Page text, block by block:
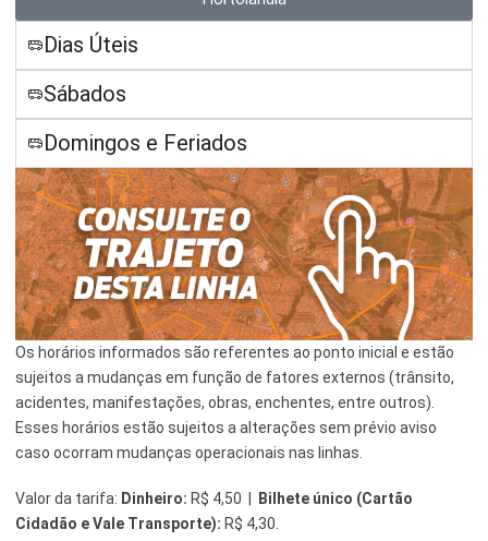
Esporte e Lazer
Finanças
Governo
Inclusão e Desenvolvimento Social
Meio Ambiente, Desenvolvimento Sustentável e Assuntos
Climáticos
Mobilidade Urbana
Obras
Planejamento Urbano e Gestão Estratégica
Serviços Urbanos
Notícias Anteriores a 2024
Dias Úteis
Sábados
Domingos e Feriados
Os horários informados são referentes ao ponto inicial e estão
sujeitos a mudanças em função de fatores externos (trânsito,
acidentes, manifestações, obras, enchentes, entre outros).
Esses horários estão sujeitos a alterações sem prévio aviso
caso ocorram mudanças operacionais nas linhas.
Valor da tarifa: Dinheiro: R$ 4,50 |
Bilhete único (Cartão
Cidadão e Vale Transporte): R$ 4,30.